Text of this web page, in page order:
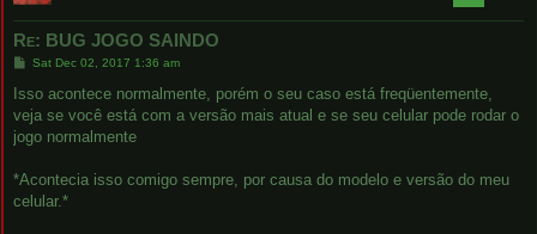
Re: BUG JOGO SAINDO
P
s
Sat Dec 02, 2017 1:36 am
Isso acontece normalmente, porém o seu caso está freqüentemente,
veja se você está com a versão mais atual e se seu celular pode rodar o
jogo normalmente
*Acontecia isso comigo sempre, por causa do modelo e versão do meu
celular.*